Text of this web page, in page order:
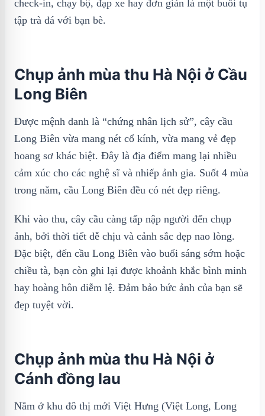
check-in, chạy bộ, đạp xe hay đơn giản là một buổi tụ
tập trà đá với bạn bè.
Chụp ảnh mùa thu Hà Nội ở Cầu
Long Biên
Được mệnh danh là “chứng nhân lịch sử”, cây cầu
Long Biên vừa mang nét cổ kính, vừa mang vẻ đẹp
hoang sơ khác biệt. Đây là địa điểm mang lại nhiều
cảm xúc cho các nghệ sĩ và nhiếp ảnh gia. Suốt 4 mùa
trong năm, cầu Long Biên đều có nét đẹp riêng.
Khi vào thu, cây cầu càng tấp nập người đến chụp
ảnh, bởi thời tiết dễ chịu và cảnh sắc đẹp nao lòng.
Đặc biệt, đến cầu Long Biên vào buổi sáng sớm hoặc
chiều tà, bạn còn ghi lại được khoảnh khắc bình minh
hay hoàng hôn diễm lệ. Đảm bảo bức ảnh của bạn sẽ
đẹp tuyệt vời.
Chụp ảnh mùa thu Hà Nội ở
Cánh đồng lau
Nằm ở khu đô thị mới Việt Hưng (Việt Long, Long